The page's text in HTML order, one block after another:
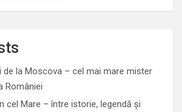
de la Moscova – cel mai mare mister
României
cel Mare – între istorie, legendă și